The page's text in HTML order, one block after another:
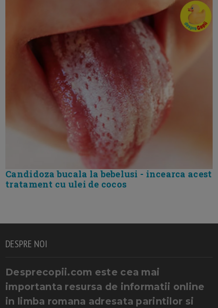
Candidoza bucala la bebelusi - incearca acest
tratament cu ulei de cocos
DESPRE NOI
Desprecopii.com este cea mai
importanta resursa de informatii online
in limba romana adresata parintilor si